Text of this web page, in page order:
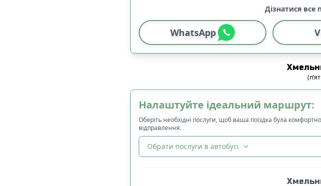
Дізнатися все
WhatsApp
(
Налаштуйте ідеальний маршрут:
Оберіть необхідні послуги, щоб ваша поїздка була
відправлення.
Обрати послуги в автобусі